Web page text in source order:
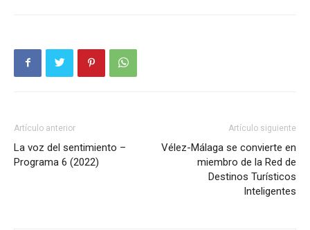
Artículo anterior
La voz del sentimiento –
Programa 6 (2022)
Artículo siguiente
Vélez-Málaga se convierte en
miembro de la Red de
Destinos Turísticos
Inteligentes